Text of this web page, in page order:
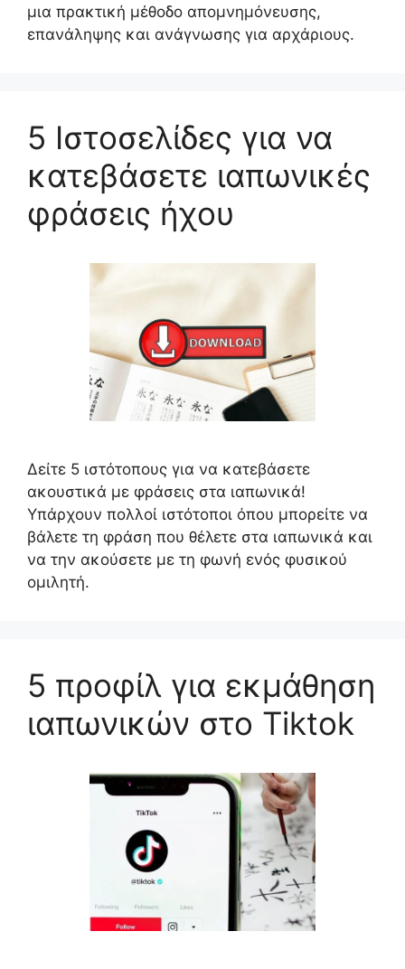
μια πρακτική μέθοδο απομνημόνευσης,
επανάληψης και ανάγνωσης για αρχάριους.
5 Ιστοσελίδες για να
κατεβάσετε ιαπωνικές
φράσεις ήχου
Δείτε 5 ιστότοπους για να κατεβάσετε
ακουστικά με φράσεις στα ιαπωνικά!
Υπάρχουν πολλοί ιστότοποι όπου μπορείτε να
βάλετε τη φράση που θέλετε στα ιαπωνικά και
να την ακούσετε με τη φωνή ενός φυσικού
ομιλητή.
5 προφίλ για εκμάθηση
ιαπωνικών στο Tiktok